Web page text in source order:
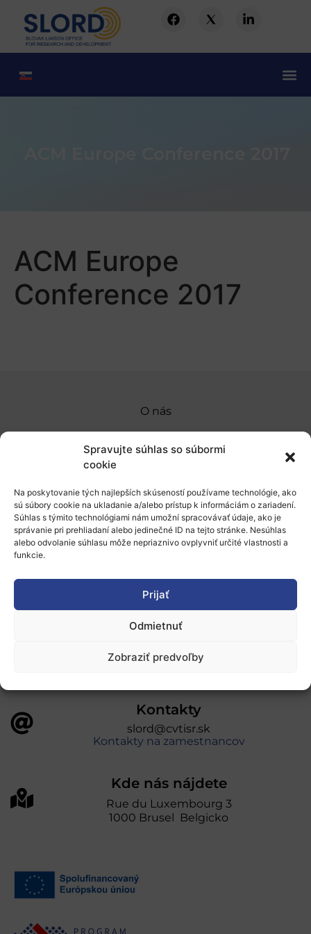
Spravujte súhlas so súbormi
cookie
Na poskytovanie tých najlepších skúseností používame technológie, ako
sú súbory cookie na ukladanie a/alebo prístup k informáciám o zariadení.
Súhlas s týmito technológiami nám umožní spracovávať údaje, ako je
správanie pri prehliadaní alebo jedinečné ID na tejto stránke. Nesúhlas
alebo odvolanie súhlasu môže nepriaznivo ovplyvniť určité vlastnosti a
funkcie.
Prijať
Odmietnuť
Zobraziť predvoľby
ACM Europe
Conference 2017
O nás
Financovanie a podpora
Stáže a pobyty
Novinky
Ochrana osobných údajov
„Projekt SK4ERA II je spolufinancovaný Európskou
úniou v rámci Programu Slovensko. Portál
prevádzkuje Centrum vedecko-technických
Kontakty
slord@cvtisr.sk
Kontakty na zamestnancov
Kde nás nájdete
Rue du Luxembourg 3
1000 Brusel Belgicko